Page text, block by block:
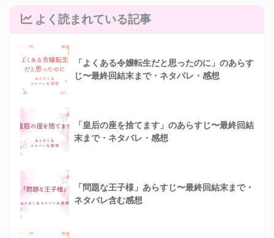
よく読まれている記事
「よくある令嬢転生だと思ったのに」のあらす
じ〜最終回結末まで・ネタバレ・感想
「皇后の座を捨てます」のあらすじ〜最終回結
末まで・ネタバレ・感想
「問題な王子様」あらすじ〜最終回結末まで・
ネタバレ含む感想